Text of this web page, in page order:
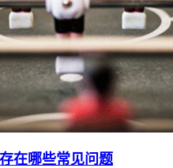
在哪些常见问题